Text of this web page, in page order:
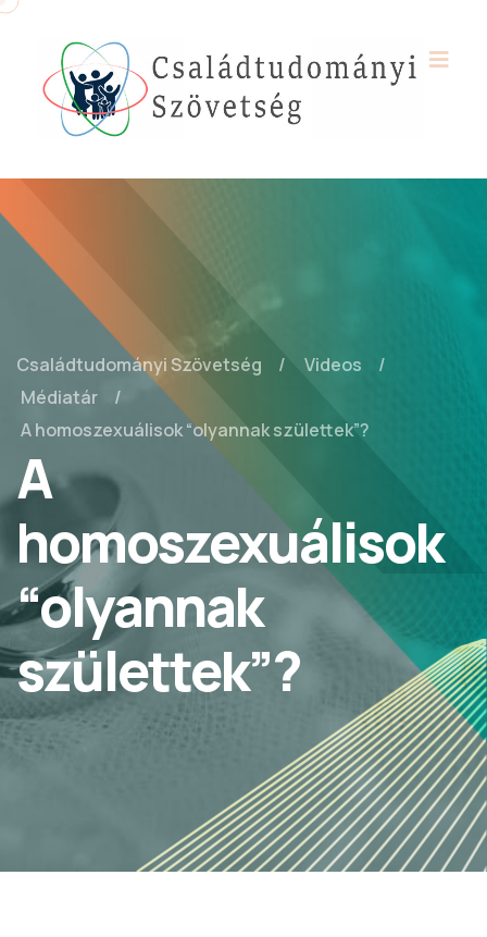
Családtudományi Szövetség
Videos
Médiatár
A homoszexuálisok “olyannak születtek”?
A
homoszexuálisok
“olyannak
születtek”?